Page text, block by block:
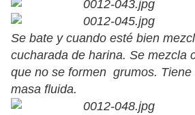
Se bate y cuando esté bien
cucharada de harina. Se mezcla
que no se formen grumos. Tiene
masa fluida.